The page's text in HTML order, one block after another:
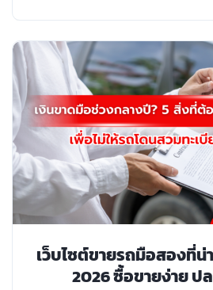
เว็บไซต์ขายรถมือสองที่น่
2026 ซื้อขายง่าย ป